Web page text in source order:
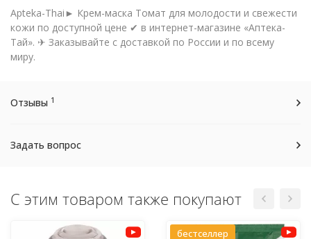
Apteka-Thai► Крем-маска Томат для молодости и свежести
кожи по доступной цене ✔ в интернет-магазине «Аптека-
Тай». ✈ Заказывайте с доставкой по России и по всему
миру.
Отзывы 1
Задать вопрос
С этим товаром также покупают
бестселлер